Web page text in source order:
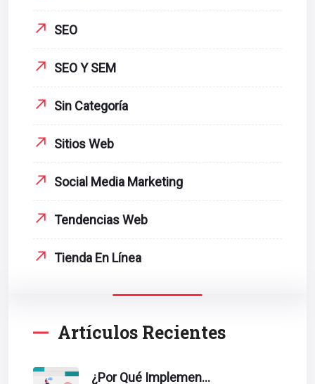
SEO
SEO Y SEM
Sin Categoría
Sitios Web
Social Media Marketing
Tendencias Web
Tienda En Línea
Artículos Recientes
¿Por Qué Implementar La Metodología Inbound Marketing En Tu Empresa?